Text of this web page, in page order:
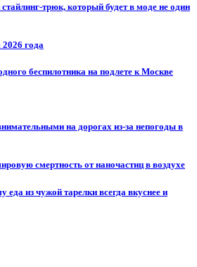
трюк, который будет в моде не один
года
беспилотника на подлете к Москве
на дорогах из-за непогоды в
смертность от наночастиц в воздухе
еда из чужой тарелки всегда вкуснее и